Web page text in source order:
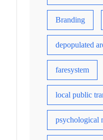
Branding
depopulated
faresystem
local public
psychological